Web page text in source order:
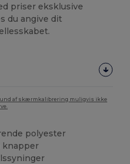
priser eksklusive
du angive dit
af skærmkalibrering muligvis ikke
polyester
knapper